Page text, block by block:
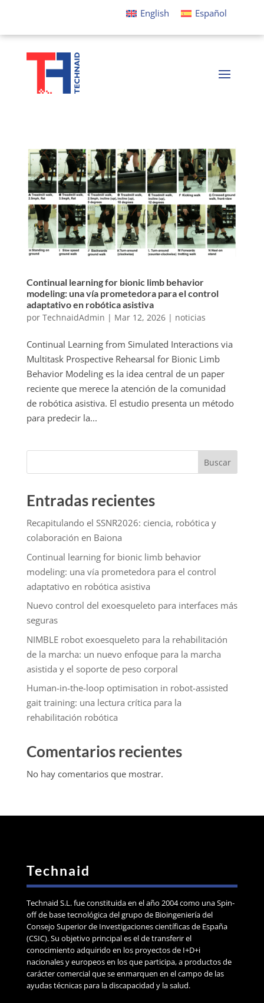
English Español
Continual learning for bionic limb behavior
modeling: una vía prometedora para el control
adaptativo en robótica asistiva
por TechnaidAdmin | Mar 12, 2026| noticias
Continual Learning from Simulated Interactions via
Multitask Prospective Rehearsal for Bionic Limb
Behavior Modeling es la idea central de un paper
reciente que merece la atención de la comunidad
de robótica asistiva. El estudio presenta un método
para predecir la...
Buscar
Entradas recientes
Recapitulando el SSNR2026: ciencia, robótica y
colaboración en Baiona
Continual learning for bionic limb behavior
modeling: una vía prometedora para el control
adaptativo en robótica asistiva
Nuevo control del exoesqueleto para interfaces más
seguras
NIMBLE robot exoesqueleto para la rehabilitación
de la marcha: un nuevo enfoque para la marcha
asistida y el soporte de peso corporal
Human-in-the-loop optimisation in robot-assisted
gait training: una lectura crítica para la
rehabilitación robótica
Comentarios recientes
No hay comentarios que mostrar.
Technaid
Technaid S.L. fue constituida en el año 2004 como una Spin-
off de base tecnológica del grupo de Bioingeniería del
Consejo Superior de Investigaciones científicas de España
(CSIC). Su objetivo principal es el de transferir el
conocimiento adquirido en los proyectos de I+D+i
nacionales y europeos en los que participa, a productos de
carácter comercial que se enmarquen en el campo de las
ayudas técnicas para la discapacidad y la salud.